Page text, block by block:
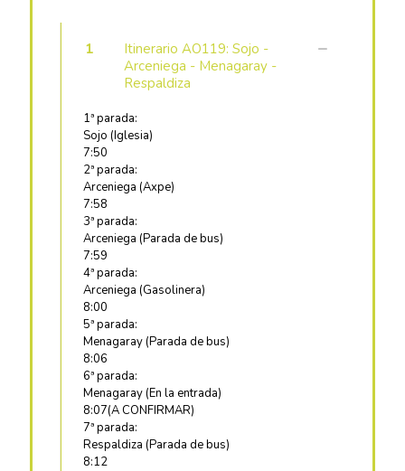
1
Itinerario AO119: Sojo -
Arceniega - Menagaray -
Respaldiza
1ª parada:
Sojo (Iglesia)
7:50
2ª parada:
Arceniega (Axpe)
7:58
3ª parada:
Arceniega (Parada de bus)
7:59
4ª parada:
Arceniega (Gasolinera)
8:00
5ª parada:
Menagaray (Parada de bus)
8:06
6ª parada:
Menagaray (En la entrada)
8:07(A CONFIRMAR)
7ª parada:
Respaldiza (Parada de bus)
8:12